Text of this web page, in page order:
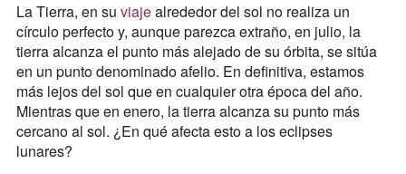
La Tierra, en su viajealrededor del sol no realiza un
círculo perfecto y, aunque parezca extraño, en julio, la
tierra alcanza el punto más alejado de su órbita, se sitúa
en un punto denominado afelio. En definitiva, estamos
más lejos del sol que en cualquier otra época del año.
Mientras que en enero, la tierra alcanza su punto más
cercano al sol. ¿En qué afecta esto a los eclipses
lunares?